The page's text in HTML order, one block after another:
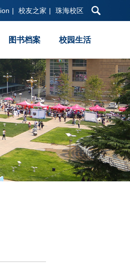
| 校友之家 | 珠海校区
图书档案 校园生活